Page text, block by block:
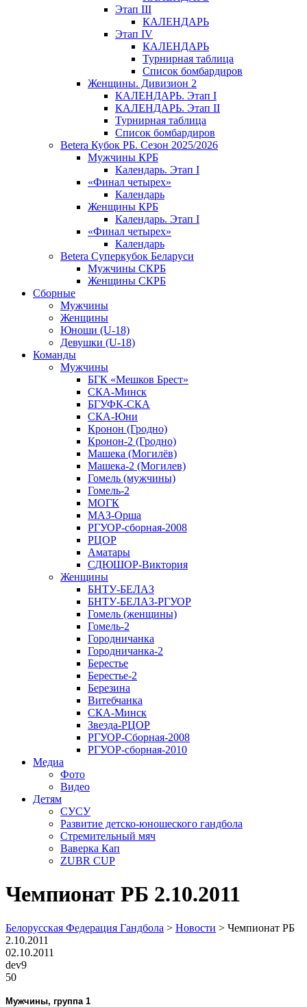
Этап III
КАЛЕНДАРЬ
Этап IV
КАЛЕНДАРЬ
Турнирная таблица
Список бомбардиров
Женщины. Дивизион 2
КАЛЕНДАРЬ. Этап I
КАЛЕНДАРЬ. Этап II
Турнирная таблица
Список бомбардиров
Betera Кубок РБ. Сезон 2025/2026
Мужчины КРБ
Календарь. Этап I
«Финал четырех»
Календарь
Женщины КРБ
Календарь. Этап I
«Финал четырех»
Календарь
Betera Суперкубок Беларуси
Мужчины СКРБ
Женщины СКРБ
Сборные
Мужчины
Женщины
Юноши (U-18)
Девушки (U-18)
Команды
Мужчины
БГК «Мешков Брест»
СКА-Минск
БГУФК-СКА
СКА-Юни
Кронон (Гродно)
Кронон-2 (Гродно)
Машека (Могилёв)
Машека-2 (Могилев)
Гомель (мужчины)
Гомель-2
МОГК
МАЗ-Орша
РГУОР-сборная-2008
РЦОР
Аматары
СДЮШОР-Виктория
Женщины
БНТУ-БЕЛАЗ
БНТУ-БЕЛАЗ-РГУОР
Гомель (женщины)
Гомель-2
Городничанка
Городничанка-2
Берестье
Берестье-2
Березина
Витебчанка
СКА-Минск
Звезда-РЦОР
РГУОР-Сборная-2008
РГУОР-сборная-2010
Медиа
Фото
Видео
Детям
СУСУ
Развитие детско-юношеского гандбола
Стремительный мяч
Ваверка Кап
ZUBR CUP
Чемпионат РБ 2.10.2011
Белорусская Федерация Гандбола > Новости > Чемпионат РБ
2.10.2011
02.10.2011
dev9
50
Мужчины, группа 1